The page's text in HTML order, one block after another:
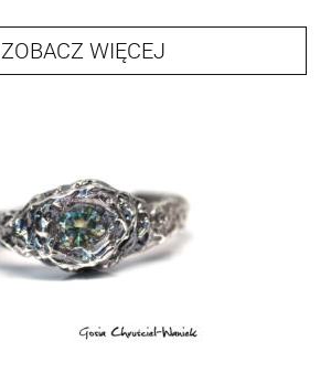
ZOBACZ WIĘCEJ